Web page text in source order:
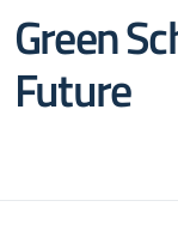
Green
Future